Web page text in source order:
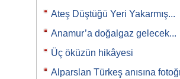
Ateş Düştüğü Yeri Yakarmış...
Anamur’a doğalgaz gelecek...
Üç öküzün hikâyesi
Alparslan Türkeş anısına